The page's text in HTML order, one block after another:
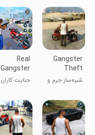
واقعی
Gangster
Theft
Crime
Simulator
شبیه‌ساز جرم و
Real
Gangster
Mafia City
جنایت کاران
در شهر